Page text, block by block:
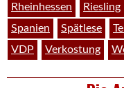
Rheinhessen
Riesling
Spanien
Spätlese
VDP
Verkostung